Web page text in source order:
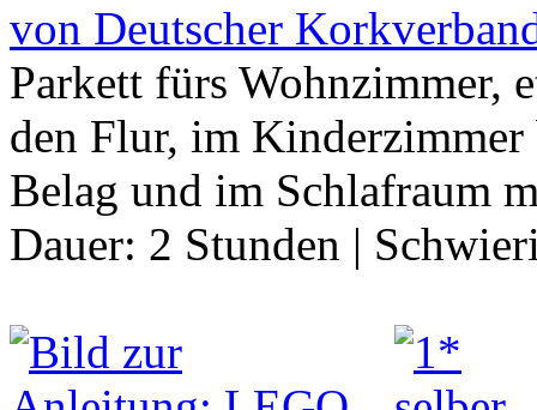
von Deutscher
Parkett fürs Wohnzimmer,
den Flur, im Kinderzimmer
Belag und im Schlafraum
Dauer: 2 Stunden |